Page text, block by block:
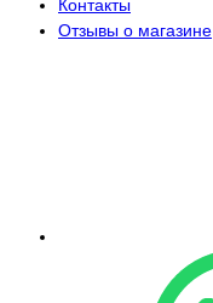
Контакты
Отзывы о магазине